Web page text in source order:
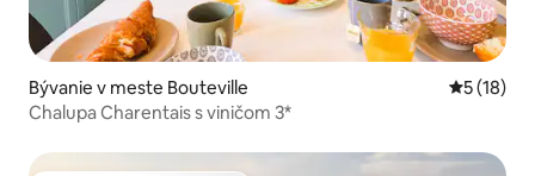
Bývanie v meste Bouteville
5 (18)
Chalupa Charentais s viničom 3*